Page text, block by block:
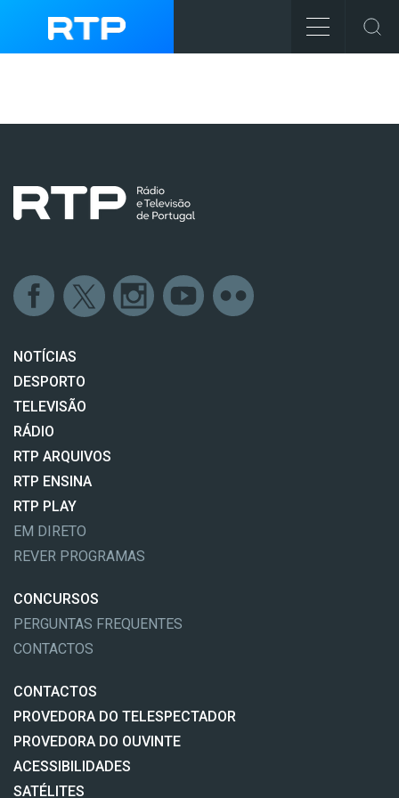
NOTÍCIAS
DESPORTO
TELEVISÃO
RÁDIO
RTP ARQUIVOS
RTP ENSINA
RTP PLAY
EM DIRETO
REVER PROGRAMAS
CONCURSOS
PERGUNTAS FREQUENTES
CONTACTOS
CONTACTOS
PROVEDORA DO TELESPECTADOR
PROVEDORA DO OUVINTE
ACESSIBILIDADES
SATÉLITES